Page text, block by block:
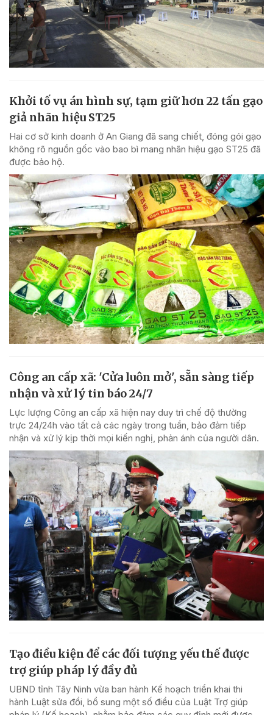
Khởi tố vụ án hình sự, tạm giữ hơn 22 tấn gạo
giả nhãn hiệu ST25
Hai cơ sở kinh doanh ở An Giang đã sang chiết, đóng gói gạo
không rõ nguồn gốc vào bao bì mang nhãn hiệu gạo ST25 đã
được bảo hộ.
Công an cấp xã: 'Cửa luôn mở', sẵn sàng tiếp
nhận và xử lý tin báo 24/7
Lực lượng Công an cấp xã hiện nay duy trì chế độ thường
trực 24/24h vào tất cả các ngày trong tuần, bảo đảm tiếp
nhận và xử lý kịp thời mọi kiến nghị, phản ánh của người dân.
Tạo điều kiện để các đối tượng yếu thế được
trợ giúp pháp lý đầy đủ
UBND tỉnh Tây Ninh vừa ban hành Kế hoạch triển khai thi
hành Luật sửa đổi, bổ sung một số điều của Luật Trợ giúp